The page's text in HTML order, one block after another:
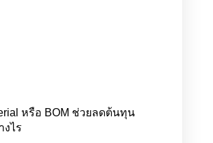
หรือ BOM ช่วยลดต้นทุน
งไร